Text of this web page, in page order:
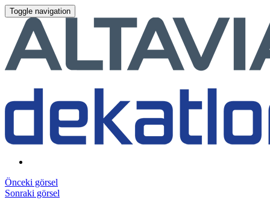
Toggle navigation
Önceki görsel
Sonraki görsel